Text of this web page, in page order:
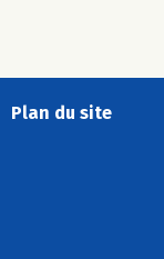
Plan du site